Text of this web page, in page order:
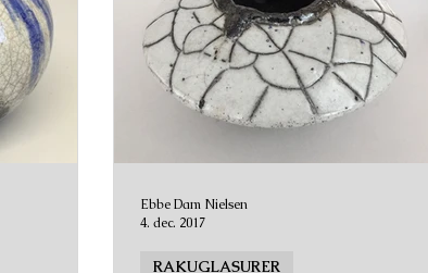
RAKUGLASURER
Ebbe Dam Nielsen
4. dec. 2017